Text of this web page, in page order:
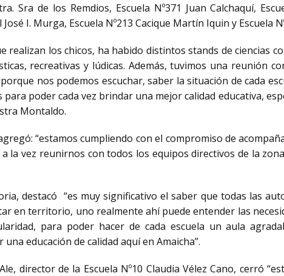
Sra de los Remdios, Escuela Nº371 Juan Calchaquí,
I. Murga, Escuela Nº213 Cacique Martín Iquin y Escuela
realizan los chicos, ha habido distintos stands de ciencias
recreativas y lúdicas. Además, tuvimos una reunión
nos podemos escuchar, saber la situación de cada
poder cada vez brindar una mejor calidad educativa,
Montaldo.
“estamos cumpliendo con el compromiso de
a la vez reunirnos con todos los equipos directivos de la
destacó “es muy significativo el saber que todas las
en territorio, uno realmente ahí puede entender las
para poder hacer de cada escuela un aula
educación de calidad aquí en Amaicha”.
director de la Escuela Nº10 Claudia Vélez Cano, cerró